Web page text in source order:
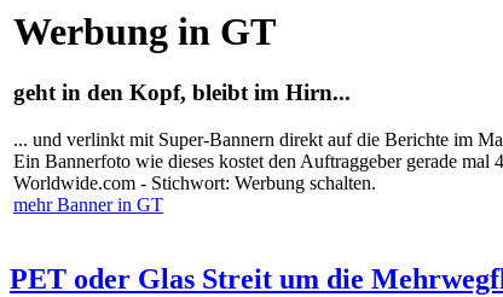
Werbung in GT
geht in den Kopf, bleibt im Hirn...
... und verlinkt mit Super-Bannern direkt auf die Berichte im
Ein Bannerfoto wie dieses kostet den Auftraggeber gerade
Worldwide.com - Stichwort: Werbung schalten.
mehr Banner in GT
PET oder Glas Streit um die